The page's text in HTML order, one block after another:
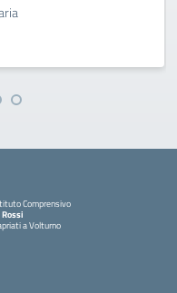
Comprensivo
Rossi
a Volturno
Visita la pagina iniziale della scuola